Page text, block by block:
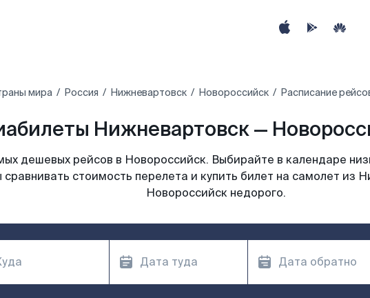
мира Россия Нижневартовск Новороссийск Расписание
Нижневартовск —
дешевых рейсов в Новороссийск. Выбирайте в календаре
сравнивать стоимость перелета и купить билет на самолет из
Новороссийск недорого.